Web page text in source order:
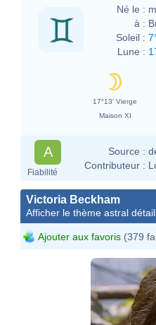
Né le :
à :
Soleil :
Lune :
17°13' Vierge
Maison XI
A
Fiabilité
Source :
Contributeur :
Victoria Beckham
Afficher le thème astral
Ajouter aux favoris (379